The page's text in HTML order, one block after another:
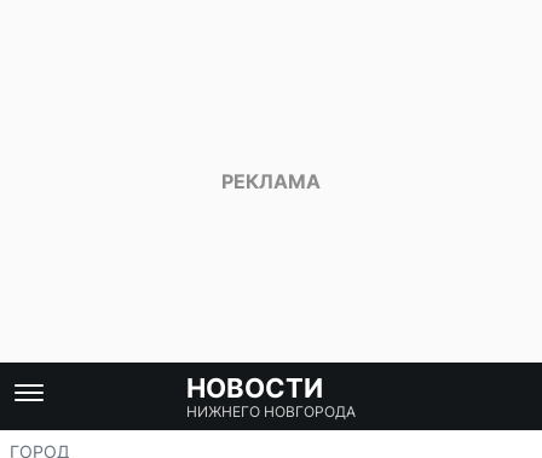
НОВОСТИ
НИЖНЕГО НОВГОРОДА
ГОРОД